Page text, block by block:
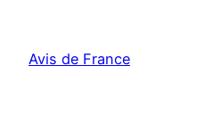
contenu
Avis de France